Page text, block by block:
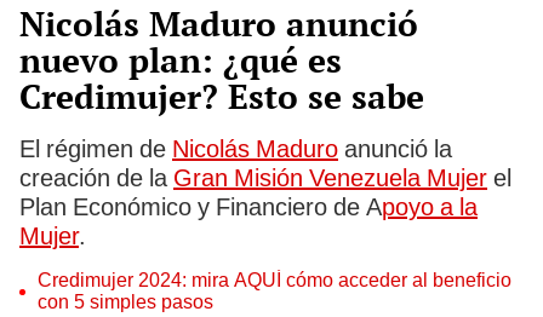
Nicolás Maduro anunció
nuevo plan: ¿qué es
Credimujer? Esto se sabe
El régimen de Nicolás Maduro anunció la
creación de la Gran Misión Venezuela Mujer el
Plan Económico y Financiero de Apoyo a la
Mujer.
Credimujer 2024: mira AQUÍ cómo acceder al beneficio
con 5 simples pasos